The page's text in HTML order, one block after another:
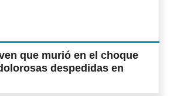
que murió en el choque
despedidas en